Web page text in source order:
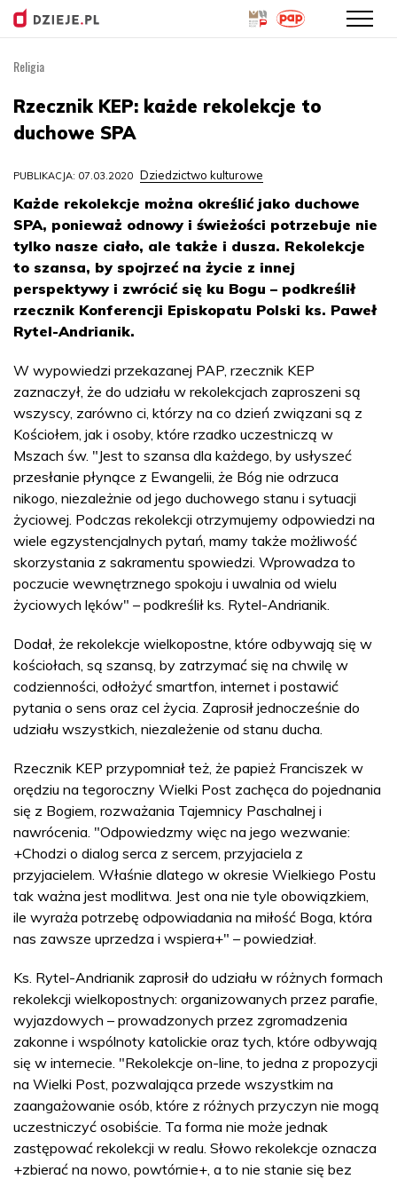
treści
Religia
Rzecznik KEP: każde rekolekcje to
duchowe SPA
PUBLIKACJA: 07.03.2020 Dziedzictwo kulturowe
Każde rekolekcje można określić jako duchowe
SPA, ponieważ odnowy i świeżości potrzebuje nie
tylko nasze ciało, ale także i dusza. Rekolekcje
to szansa, by spojrzeć na życie z innej
perspektywy i zwrócić się ku Bogu – podkreślił
rzecznik Konferencji Episkopatu Polski ks. Paweł
Rytel-Andrianik.
W wypowiedzi przekazanej PAP, rzecznik KEP
zaznaczył, że do udziału w rekolekcjach zaproszeni są
wszyscy, zarówno ci, którzy na co dzień związani są z
Kościołem, jak i osoby, które rzadko uczestniczą w
Mszach św. "Jest to szansa dla każdego, by usłyszeć
przesłanie płynące z Ewangelii, że Bóg nie odrzuca
nikogo, niezależnie od jego duchowego stanu i sytuacji
życiowej. Podczas rekolekcji otrzymujemy odpowiedzi na
wiele egzystencjalnych pytań, mamy także możliwość
skorzystania z sakramentu spowiedzi. Wprowadza to
poczucie wewnętrznego spokoju i uwalnia od wielu
życiowych lęków" – podkreślił ks. Rytel-Andrianik.
Dodał, że rekolekcje wielkopostne, które odbywają się w
kościołach, są szansą, by zatrzymać się na chwilę w
codzienności, odłożyć smartfon, internet i postawić
pytania o sens oraz cel życia. Zaprosił jednocześnie do
udziału wszystkich, niezależenie od stanu ducha.
Rzecznik KEP przypomniał też, że papież Franciszek w
orędziu na tegoroczny Wielki Post zachęca do pojednania
się z Bogiem, rozważania Tajemnicy Paschalnej i
nawrócenia. "Odpowiedzmy więc na jego wezwanie:
+Chodzi o dialog serca z sercem, przyjaciela z
przyjacielem. Właśnie dlatego w okresie Wielkiego Postu
tak ważna jest modlitwa. Jest ona nie tyle obowiązkiem,
ile wyraża potrzebę odpowiadania na miłość Boga, która
nas zawsze uprzedza i wspiera+" – powiedział.
Ks. Rytel-Andrianik zaprosił do udziału w różnych formach
rekolekcji wielkopostnych: organizowanych przez parafie,
wyjazdowych – prowadzonych przez zgromadzenia
zakonne i wspólnoty katolickie oraz tych, które odbywają
się w internecie. "Rekolekcje on-line, to jedna z propozycji
na Wielki Post, pozwalająca przede wszystkim na
zaangażowanie osób, które z różnych przyczyn nie mogą
uczestniczyć osobiście. Ta forma nie może jednak
zastępować rekolekcji w realu. Słowo rekolekcje oznacza
+zbierać na nowo, powtórnie+, a to nie stanie się bez